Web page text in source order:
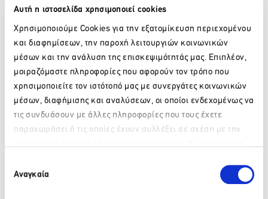
Αυτή η ιστοσελίδα χρησιμοποιεί cookies
Χρησιμοποιούμε Cookies για την εξατομίκευση περιεχομένου
και διαφημίσεων, την παροχή λειτουργιών κοινωνικών
μέσων και την ανάλυση της επισκεψιμότητάς μας. Επιπλέον,
μοιραζόμαστε πληροφορίες που αφορούν τον τρόπο που
χρησιμοποιείτε τον ιστότοπό μας με συνεργάτες κοινωνικών
μέσων, διαφήμισης και αναλύσεων, οι οποίοι ενδεχομένως να
τις συνδυάσουν με άλλες πληροφορίες που τους έχετε
παραχωρήσει ή τις οποίες έχουν συλλέξει σε σχέση με την
των Cookies μας.
συγκατάθεσης
Αναγκαία
πρόσθεσε: “Η πολυπλοκότητα ενός έργου HSIA
εποχιακό ξενοδοχείο στην επαρχία σε συνδυασμό με τις
σύνθετες απαιτήσεις ενός τέτοιου ομίλου πολυτελών
ξενοδοχείων δημιούρησε ένα απαιτητικό μείγμα εργασιών
και ευθύνης στα οποία έπρεπε να ανταποκριθούμε.
Εκτιμούμε την εμπιστοσύνη που μας έχει δείξει σε αυτή μας
τη συνεργασία ο ξενοδοχειακός όμιλος
Mitsis
, και θα
προσπαθούμε διαρκώς να συνεχίσουμε την παροχή
υπηρεσιών υψηλής ποιότητος”.